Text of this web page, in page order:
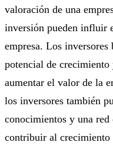
valoración de una
inversión pueden influir
empresa. Los inversores
potencial de
aumentar el valor de la
los inversores también
conocimientos y una red
contribuir al crecimiento